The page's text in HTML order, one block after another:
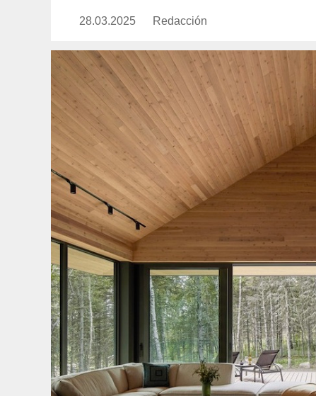
Publicado
28.03.2025 https://www.experimenta.es/
Redacción